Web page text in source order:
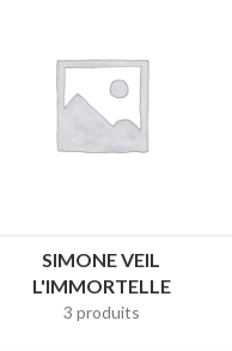
SIMONE VEIL
L'IMMORTELLE
3 produits